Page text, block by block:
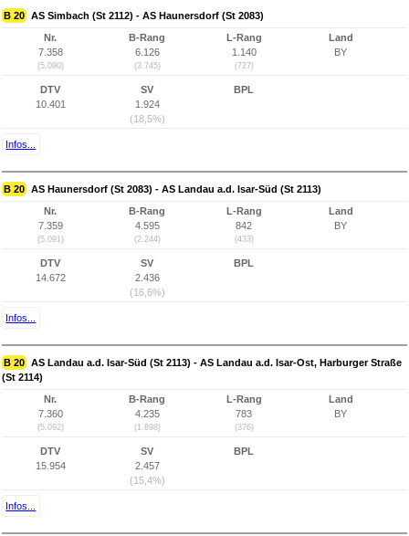
B 20 AS Simbach (St 2112) - AS Haunersdorf (St 2083)
Nr.
7.358
(5.090)
B-Rang
6.126
(3.745)
L-Rang
1.140
(727)
Land
BY
DTV
10.401
SV
1.924
(18,5%)
BPL
Infos...
B 20 AS Haunersdorf (St 2083) - AS Landau a.d. Isar-Süd (St 2113)
Nr.
7.359
(5.091)
B-Rang
4.595
(2.244)
L-Rang
842
(433)
Land
BY
DTV
14.672
SV
2.436
(16,6%)
BPL
Infos...
B 20 AS Landau a.d. Isar-Süd (St 2113) - AS Landau a.d. Isar-Ost, Harburger Straße
(St 2114)
Nr.
7.360
(5.092)
B-Rang
4.235
(1.898)
L-Rang
783
(376)
Land
BY
DTV
15.954
SV
2.457
(15,4%)
BPL
Infos...